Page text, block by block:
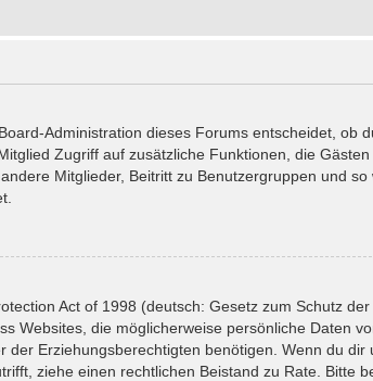
Administration dieses Forums entscheidet, ob
Zugriff auf zusätzliche Funktionen, die
Mitglieder, Beitritt zu Benutzergruppen und
Act of 1998 (deutsch: Gesetz zum Schutz
Websites, die möglicherweise persönliche Daten
Erziehungsberechtigten benötigen. Wenn du
ziehe einen rechtlichen Beistand zu Rate. Bitte